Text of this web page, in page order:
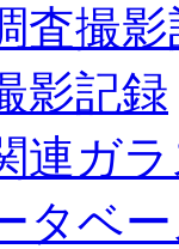
査撮
影記録
連ガ
タベ